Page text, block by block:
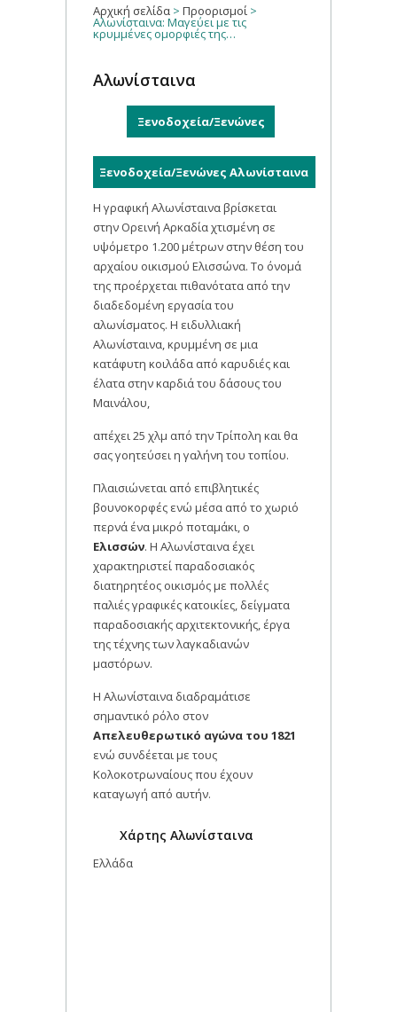
Αρχική σελίδα > Προορισμοί >
Αλωνίσταινα: Μαγεύει με τις
κρυμμένες ομορφιές της…
Αλωνίσταινα
Ξενοδοχεία/Ξενώνες
Ξενοδοχεία/Ξενώνες Αλωνίσταινα
Η γραφική Αλωνίσταινα βρίσκεται
στην Ορεινή Αρκαδία χτισμένη σε
υψόμετρο 1.200 μέτρων στην θέση του
αρχαίου οικισμού Ελισσώνα. Το όνομά
της προέρχεται πιθανότατα από την
διαδεδομένη εργασία του
αλωνίσματος. Η ειδυλλιακή
Αλωνίσταινα, κρυμμένη σε μια
κατάφυτη κοιλάδα από καρυδιές και
έλατα στην καρδιά του δάσους του
Μαινάλου,
απέχει 25 χλμ από την Τρίπολη και θα
σας γοητεύσει η γαλήνη του τοπίου.
Πλαισιώνεται από επιβλητικές
βουνοκορφές ενώ μέσα από το χωριό
περνά ένα μικρό ποταμάκι, ο
Ελισσών. Η Αλωνίσταινα έχει
χαρακτηριστεί παραδοσιακός
διατηρητέος οικισμός με πολλές
παλιές γραφικές κατοικίες, δείγματα
παραδοσιακής αρχιτεκτονικής, έργα
της τέχνης των λαγκαδιανών
μαστόρων.
Η Αλωνίσταινα διαδραμάτισε
σημαντικό ρόλο στον
Απελευθερωτικό αγώνα του 1821
ενώ συνδέεται με τους
Κολοκοτρωναίους που έχουν
καταγωγή από αυτήν.
Χάρτης Αλωνίσταινα
Ελλάδα